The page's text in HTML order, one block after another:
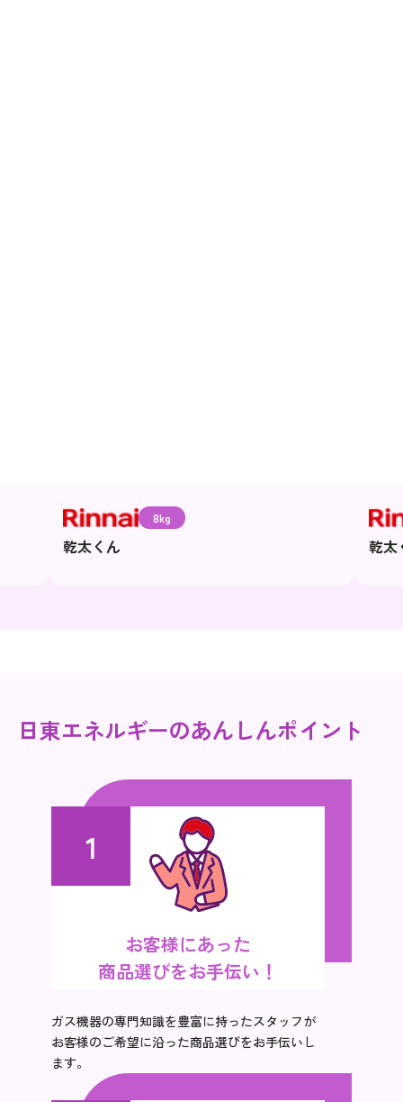
8kg
乾太くん 乾太
日東エネルギーのあんしんポイント
1
お客様にあった
商品選びをお手伝い！
ガス機器の専門知識を豊富に持ったスタッフが
お客様のご希望に沿った商品選びをお手伝いし
ます。